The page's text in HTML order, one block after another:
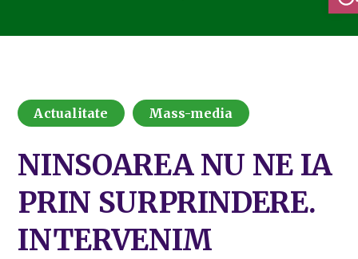
Actualitate Mass-media
NINSOAREA NU NE IA
PRIN SURPRINDERE.
INTERVENIM